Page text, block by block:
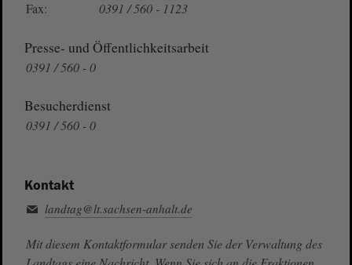
Fax:
0391 / 560 - 1123
Presse- und Öffentlichkeitsarbeit
0391 / 560 - 0
Besucherdienst
0391 / 560 - 0
Kontakt
landtag@lt.sachsen-anhalt.de
Mit diesem Kontaktformular senden Sie der Verwaltung des